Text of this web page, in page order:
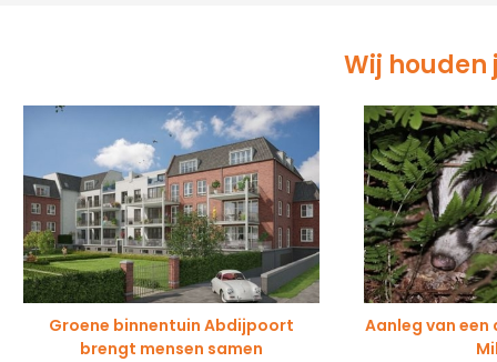
Wij houden
Groene binnentuin Abdijpoort
brengt mensen samen
Aanleg van